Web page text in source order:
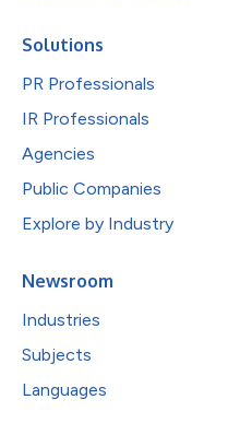
Solutions
PR Professionals
IR Professionals
Agencies
Public Companies
Explore by Industry
Newsroom
Industries
Subjects
Languages